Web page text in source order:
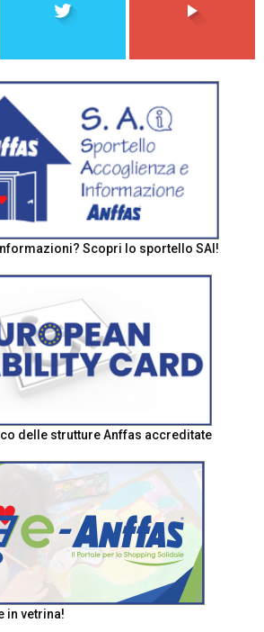
Scopri lo sportello SAI!
delle strutture Anffas accreditate
in vetrina!